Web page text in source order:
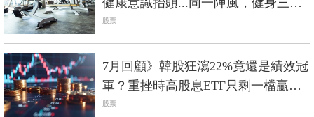
頭命運大不同？
股票
7月回顧》韓股狂瀉22%竟還是績效冠
軍？重挫時高股息ETF只剩一檔贏過
0050
股票